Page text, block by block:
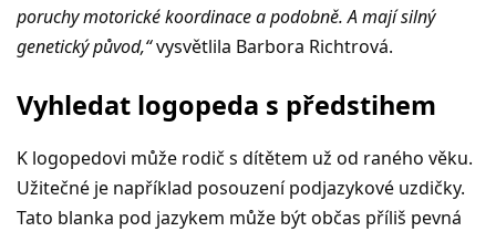
poruchy motorické koordinace a podobně. A mají silný
genetický původ,“vysvětlila Barbora Richtrová.
Vyhledat logopeda s předstihem
K logopedovi může rodič s dítětem už od raného věku.
Užitečné je například posouzení podjazykové uzdičky.
Tato blanka pod jazykem může být občas příliš pevná